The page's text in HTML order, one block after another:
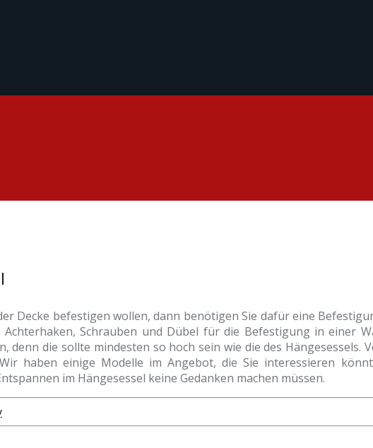
Decke befestigen wollen, dann benötigen Sie dafür eine
Schrauben und Dübel für die Befestigung in einer
die sollte mindesten so hoch sein wie die des Hängesessels.
haben einige Modelle im Angebot, die Sie interessieren
im Hängesessel keine Gedanken machen müssen.